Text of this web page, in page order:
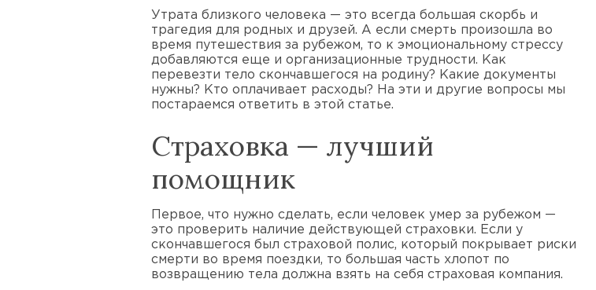
Утрата близкого человека — это всегда большая скорбь и
трагедия для родных и друзей. А если смерть произошла во
время путешествия за рубежом, то к эмоциональному стрессу
добавляются еще и организационные трудности. Как
перевезти тело скончавшегося на родину? Какие документы
нужны? Кто оплачивает расходы? На эти и другие вопросы мы
постараемся ответить в этой статье.
Страховка — лучший
помощник
Первое, что нужно сделать, если человек умер за рубежом —
это проверить наличие действующей страховки. Если у
скончавшегося был страховой полис, который покрывает риски
смерти во время поездки, то большая часть хлопот по
возвращению тела должна взять на себя страховая компания.